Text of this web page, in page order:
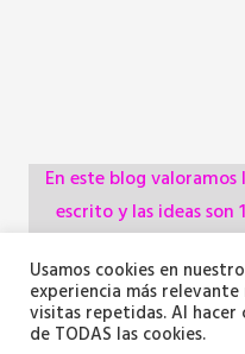
En este blog
escrito y las ideas
administraciones,
inteligencia artificial
texto y generar
Usamos cookies en
experiencia más
visitas repetidas. Al
de TODAS las cookies.